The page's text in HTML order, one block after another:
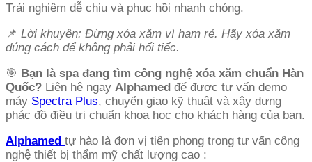
Trải nghiệm dễ chịu và phục hồi nhanh chóng.
📌 Lời khuyên: Đừng xóa xăm vì ham rẻ. Hãy xóa xăm
đúng cách để không phải hối tiếc.
🎯 Bạn là spa đang tìm công nghệ xóa xăm chuẩn Hàn
Quốc? Liên hệ ngay Alphamed để được tư vấn demo
máy Spectra Plus, chuyển giao kỹ thuật và xây dựng
phác đồ điều trị chuẩn khoa học cho khách hàng của bạn.
Alphamed tự hào là đơn vị tiên phong trong tư vấn công
nghệ thiết bị thẩm mỹ chất lượng cao :